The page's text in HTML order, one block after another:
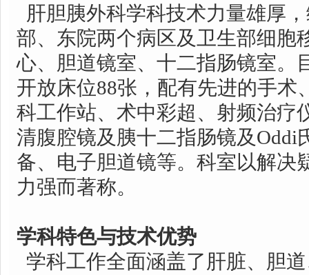
肝胆胰外科学科技术力量雄厚
部、东院两个病区及卫生部细胞
心、胆道镜室、十二指肠镜室。
开放床位88张，配有先进的手术
科工作站、术中彩超、射频治疗
清腹腔镜及胰十二指肠镜及Oddi
备、电子胆道镜等。科室以解决
力强而著称。
学科特色与技术优势
学科工作全面涵盖了肝脏、胆